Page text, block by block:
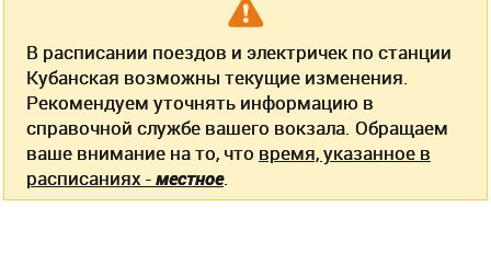
В расписании поездов и электричек по станции
Кубанская возможны текущие изменения.
Рекомендуем уточнять информацию в
справочной службе вашего вокзала. Обращаем
ваше внимание на то, что время, указанное в
расписаниях -местное.